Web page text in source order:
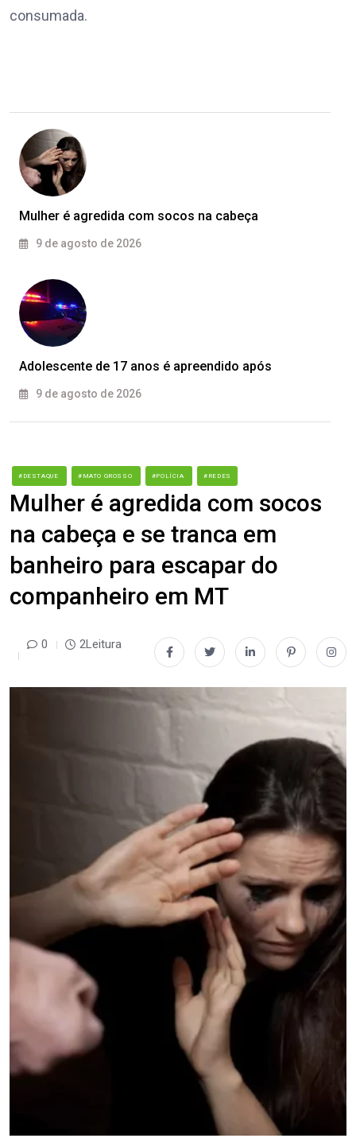
consumada.
Mulher é agredida com socos na cabeça
9 de agosto de 2026
Adolescente de 17 anos é apreendido após
9 de agosto de 2026
#DESTAQUE #MATO GROSSO #POLÍCIA #REDES
Mulher é agredida com socos
na cabeça e se tranca em
banheiro para escapar do
companheiro em MT
0 2Leitura